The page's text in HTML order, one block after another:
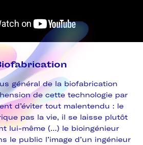
général de la biofabrication
de cette technologie par
d’éviter tout malentendu : le
pas la vie, il se laisse plutôt
lui-même (…) le bioingénieur
le public l’image d’un ingénieur